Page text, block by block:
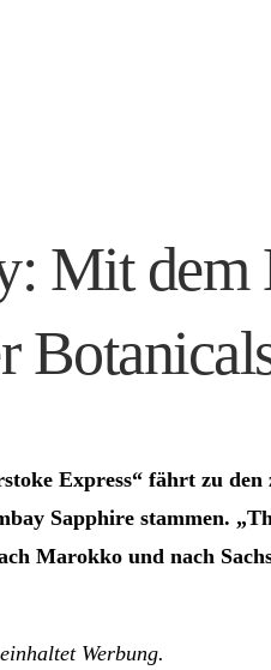
Mit dem
Express“ fährt zu
Sapphire stammen.
Marokko und nach
Werbung.